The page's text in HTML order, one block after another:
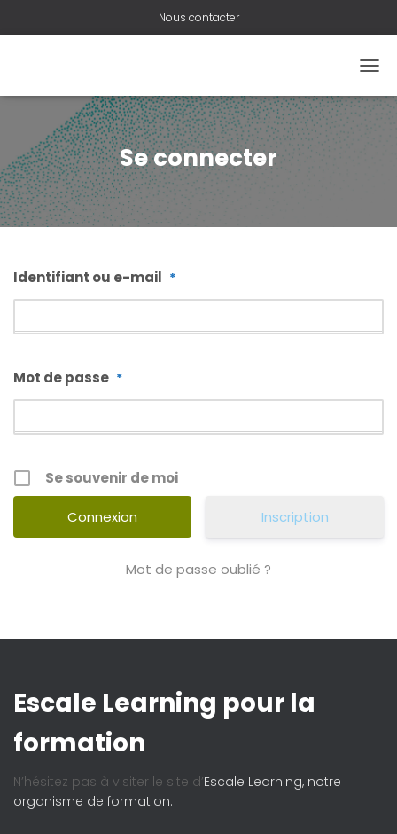
Nous contacter
Se connecter
Identifiant ou e-mail *
Mot de passe *
Se souvenir de moi
Inscription
Mot de passe oublié ?
Escale Learning pour la
formation
N’hésitez pas à visiter le site d’Escale Learning, notre
organisme de formation.